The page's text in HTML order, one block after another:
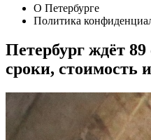
О Петербурге
Политика
Петербург ждёт
сроки, стоимость